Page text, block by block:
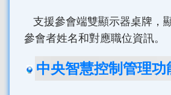
支援參會端雙顯示器桌牌，
參會者姓名和對應職位資訊。
中央智慧控制管理功